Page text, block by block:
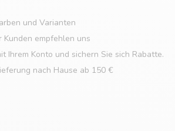
und Varianten
Kunden empfehlen uns
Ihrem Konto und sichern Sie sich Rabatte.
nach Hause ab 150 €